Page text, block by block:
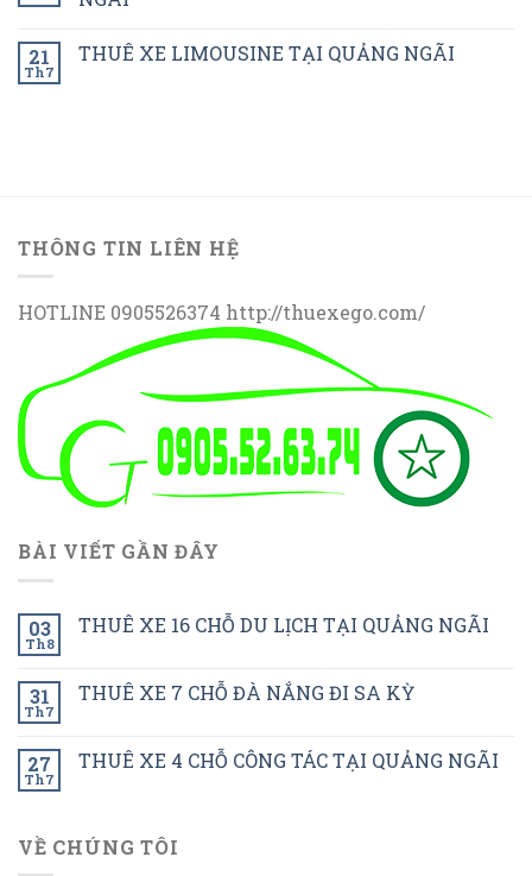
21
Th7
THUÊ XE LIMOUSINE TẠI QUẢNG NGÃI
THÔNG TIN LIÊN HỆ
HOTLINE 0905526374 http://thuexego.com/
BÀI VIẾT GẦN ĐÂY
03
Th8
THUÊ XE 16 CHỖ DU LỊCH TẠI QUẢNG NGÃI
31
Th7
THUÊ XE 7 CHỖ ĐÀ NẮNG ĐI SA KỲ
27
Th7
THUÊ XE 4 CHỖ CÔNG TÁC TẠI QUẢNG NGÃI
VỀ CHÚNG TÔI